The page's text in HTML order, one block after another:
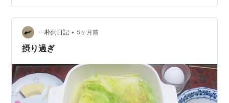
んだ 生協のクレカを解約したら、出資金の返還手続きが
必要だった 遺品整理で出てきた名簿——前職のOB会に連
絡した 通販の定期便は、たまたま先に止めていた 返すも
の・捨てるもの——手続きが要らなかっ…
一朴洞日記 • 5ヶ月前
摂り過ぎ